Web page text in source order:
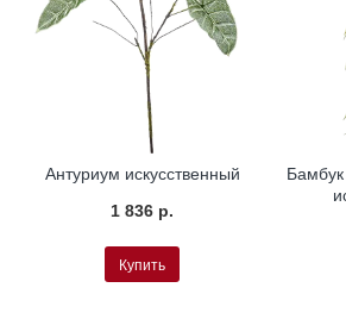
Антуриум искусственный
1 836 р.
Купить